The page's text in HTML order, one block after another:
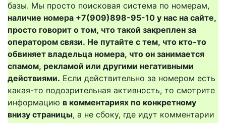
базы. Мы просто поисковая система по номерам,
наличие номера +7(909)898-95-10 у нас на сайте,
просто говорит о том, что такой закреплен за
оператором связи. Не путайте с тем, что кто-то
обвиняет владельца номера, что он занимается
спамом, рекламой или другими негативными
действиями. Если действительно за номером есть
какая-то подозрительная активность, то смотрите
информацию в комментариях по конкретному
внизу страницы, а не сбоку, где идут комментарии